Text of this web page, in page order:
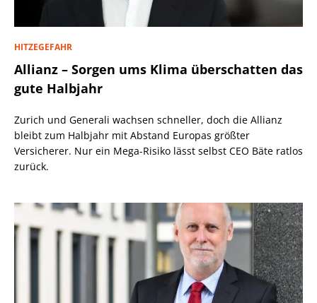
HITZEGEFAHR
Allianz – Sorgen ums Klima überschatten das
gute Halbjahr
Zurich und Generali wachsen schneller, doch die Allianz
bleibt zum Halbjahr mit Abstand Europas größter
Versicherer. Nur ein Mega-Risiko lässt selbst CEO Bäte ratlos
zurück.